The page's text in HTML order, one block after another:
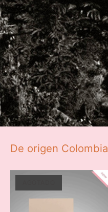
De origen Colombia